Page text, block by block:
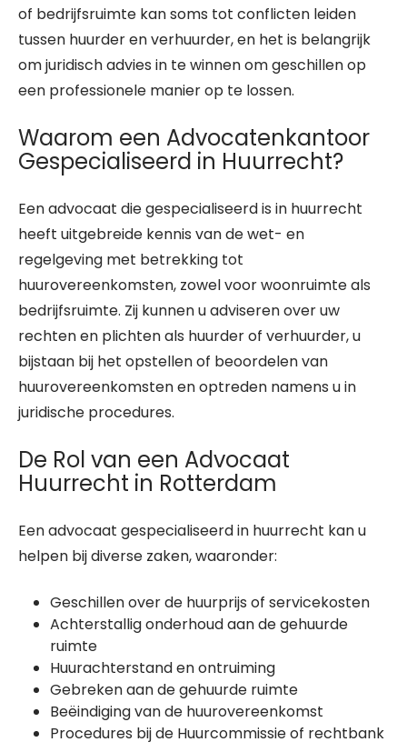
of bedrijfsruimte kan soms tot conflicten leiden
tussen huurder en verhuurder, en het is belangrijk
om juridisch advies in te winnen om geschillen op
een professionele manier op te lossen.
Waarom een Advocatenkantoor
Gespecialiseerd in Huurrecht?
Een advocaat die gespecialiseerd is in huurrecht
heeft uitgebreide kennis van de wet- en
regelgeving met betrekking tot
huurovereenkomsten, zowel voor woonruimte als
bedrijfsruimte. Zij kunnen u adviseren over uw
rechten en plichten als huurder of verhuurder, u
bijstaan bij het opstellen of beoordelen van
huurovereenkomsten en optreden namens u in
juridische procedures.
De Rol van een Advocaat
Huurrecht in Rotterdam
Een advocaat gespecialiseerd in huurrecht kan u
helpen bij diverse zaken, waaronder:
Geschillen over de huurprijs of servicekosten
Achterstallig onderhoud aan de gehuurde
ruimte
Huurachterstand en ontruiming
Gebreken aan de gehuurde ruimte
Beëindiging van de huurovereenkomst
Procedures bij de Huurcommissie of rechtbank